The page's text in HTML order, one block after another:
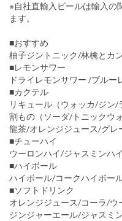
※自社直輸入ビールは輸入の
ます。
■おすすめ
柚子ジントニック/林檎とカ
■レモンサワー
ドライレモンサワー /ブル
■カクテル
リキュール（ウォッカ/ジン/
割もの（ソーダ/トニックウ
龍茶/オレンジジュース/グレ
■チューハイ
ウーロンハイ/ジャスミンハ
■ハイボール
ハイボール/コークハイボー
■ソフトドリンク
オレンジジュース/コーラ/
ジンジャーエール/ジャスミ